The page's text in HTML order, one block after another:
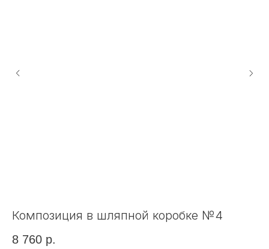
Композиция в шляпной коробке №4
8 760 р.